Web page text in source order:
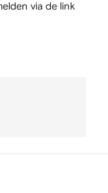
via de link